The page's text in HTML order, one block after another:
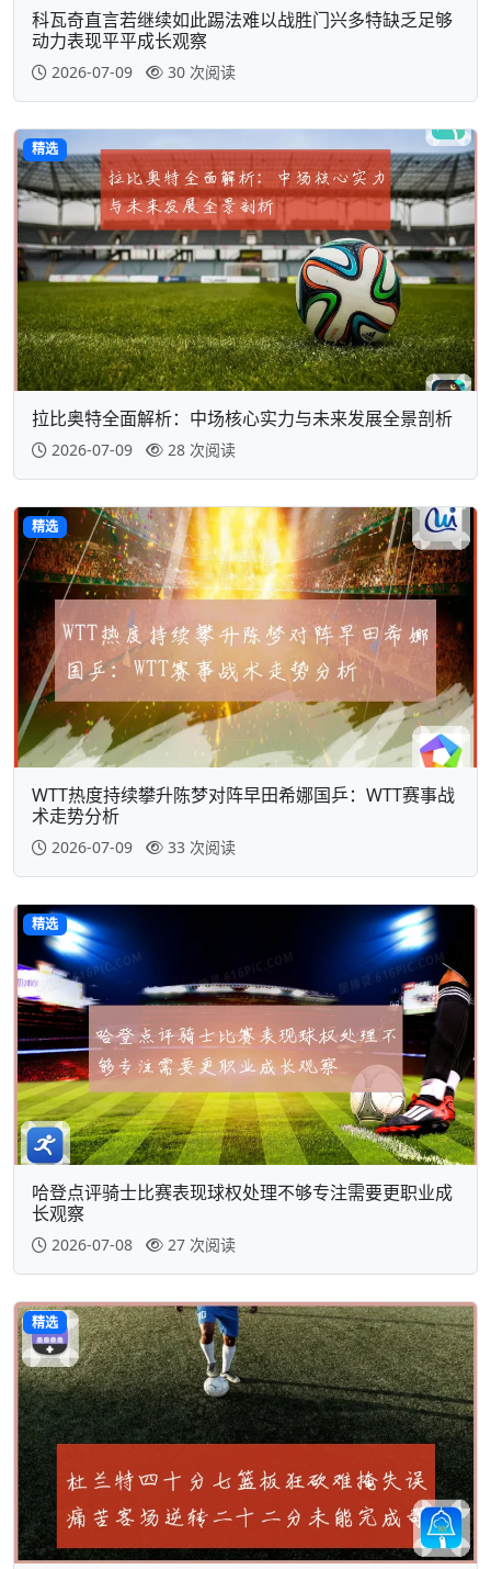
科瓦奇直言若继续如此踢法难以战胜门兴多特缺乏足够
动力表现平平成长观察
2026-07-09 30 次阅读
精选
拉比奥特全面解析：中场核心实力与未来发展全景剖析
2026-07-09 28 次阅读
精选
WTT热度持续攀升陈梦对阵早田希娜国乒：WTT赛事战
术走势分析
2026-07-09 33 次阅读
精选
哈登点评骑士比赛表现球权处理不够专注需要更职业成
长观察
2026-07-08 27 次阅读
精选